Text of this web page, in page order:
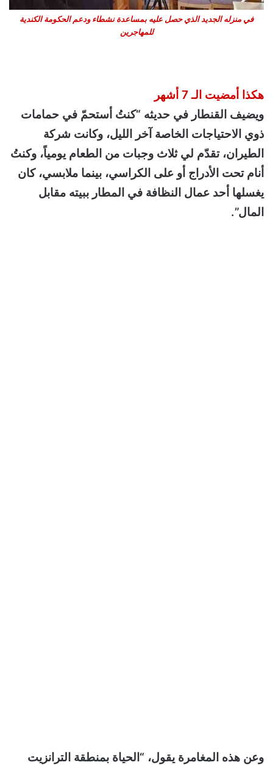
في منزله الجديد الذي حصل عليه بمساعدة نشطاء ودعم الحكومة الكندية
للمهاجرين
هكذا أمضيت الـ 7 أشهر
ويضيف القنطار في حديثه “كنتُ أستحمّ في حمامات
ذوي الاحتياجات الخاصة آخر الليل، وكانت شركة
الطيران، تقدّم لي ثلاث وجبات من الطعام يومياً، وكنتُ
أنام تحت الأدراج أو على الكراسي، بينما ملابسي، كان
يغسلها أحد عمال النظافة في المطار ببيته مقابل
المال”.
وعن هذه المغامرة يقول، “الحياة بمنطقة الترانزيت